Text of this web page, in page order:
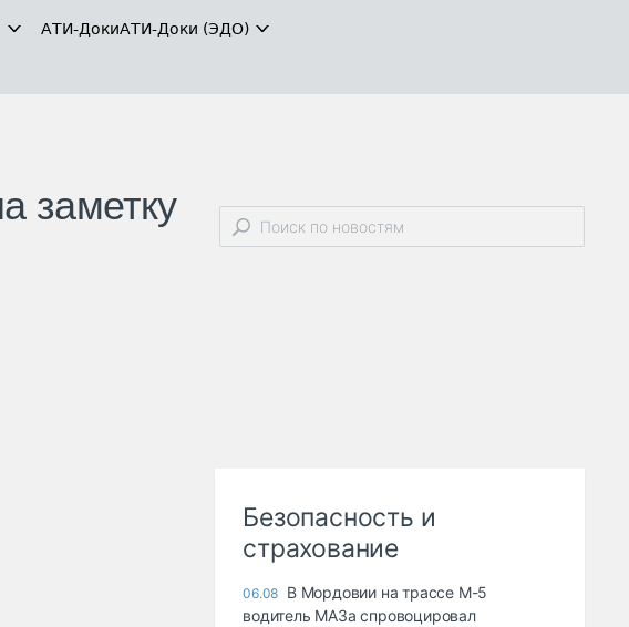
АТИ-ДокиАТИ-Доки (ЭДО)
заметку
Безопасность и
страхование
06.08 В Мордовии на трассе М-5
водитель МАЗа спровоцировал